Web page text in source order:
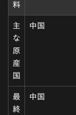
料
主
な
原
産
国
中国
最
終
中国